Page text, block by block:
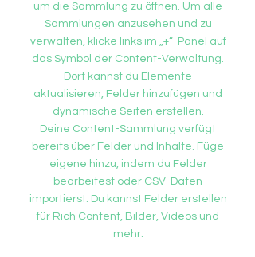
um die Sammlung zu öffnen. Um alle
Sammlungen anzusehen und zu
verwalten, klicke links im „+“-Panel auf
das Symbol der Content-Verwaltung.
Dort kannst du Elemente
aktualisieren, Felder hinzufügen und
dynamische Seiten erstellen.
Deine Content-Sammlung verfügt
bereits über Felder und Inhalte. Füge
eigene hinzu, indem du Felder
bearbeitest oder CSV-Daten
importierst. Du kannst Felder erstellen
für Rich Content, Bilder, Videos und
mehr.